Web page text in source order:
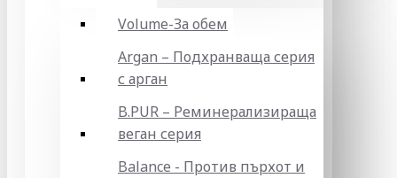
Volume-За обем
Argan – Подхранваща серия
с арган
B.PUR – Реминерализираща
веган серия
Balance - Против пърхот и